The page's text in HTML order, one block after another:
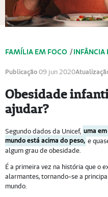
FAMÍLIA EM FOCO /INFÂNCIA
Publicação09 jun 2020
Obesidade
ajudar?
Segundo dados da Unicef, uma
mundo está acima do peso, e
algum grau de obesidade.
É a primeira vez na história que o
alarmantes, tornando-se a
mundo.